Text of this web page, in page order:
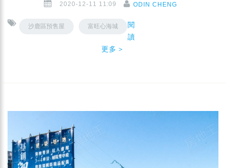
2020-12-11 11:09 ODIN CHENG
沙鹿區預售屋 富旺心海城
閱
讀
更多＞